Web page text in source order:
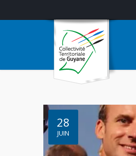
28
JUIN